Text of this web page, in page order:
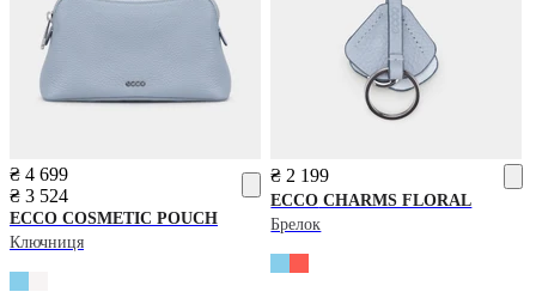
₴ 4 699
₴ 3 524
ECCO COSMETIC POUCH
Ключниця
₴ 2 199
ECCO CHARMS FLORAL
Брелок